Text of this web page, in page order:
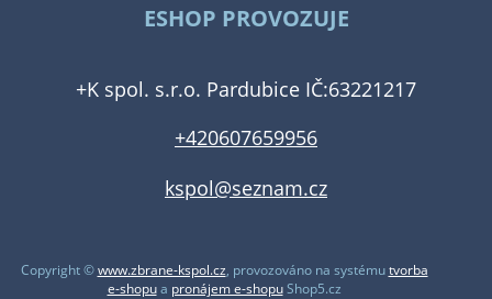
ESHOP PROVOZUJE
+K spol. s.r.o. Pardubice IČ:63221217
+420607659956
kspol@seznam.cz
Copyright ©www.zbrane-kspol.cz, provozováno na systémutvorba
e-shopua pronájem e-shopuShop5.cz